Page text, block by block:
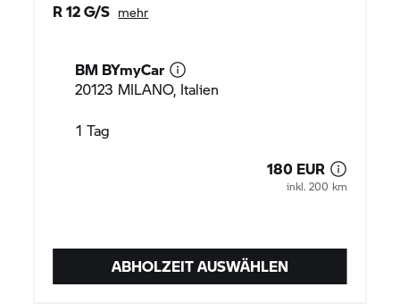
ABHOLZEIT AUSWÄHLEN
R 12 G/S mehr
BM BYmyCar
20123 MILANO, Italien
1 Tag
180 EUR
inkl. 200 km